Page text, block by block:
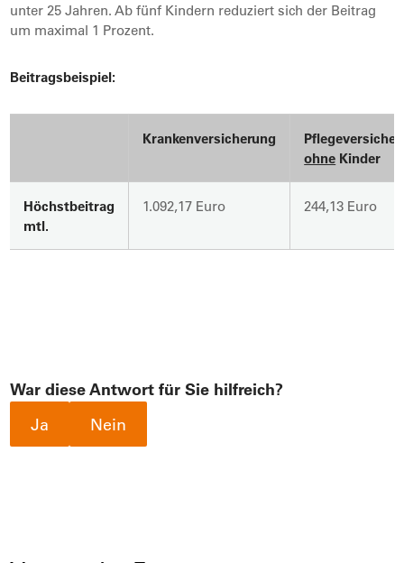
unter 25 Jahren. Ab fünf Kindern reduziert sich der Beitrag
um maximal 1 Prozent.
Beitragsbeispiel:
Krankenversicherung
ohne Kinder
Höchstbeitrag
mtl.
1.092,17 Euro 244,13 Euro
War diese Antwort für Sie hilfreich?
Ja
Nein